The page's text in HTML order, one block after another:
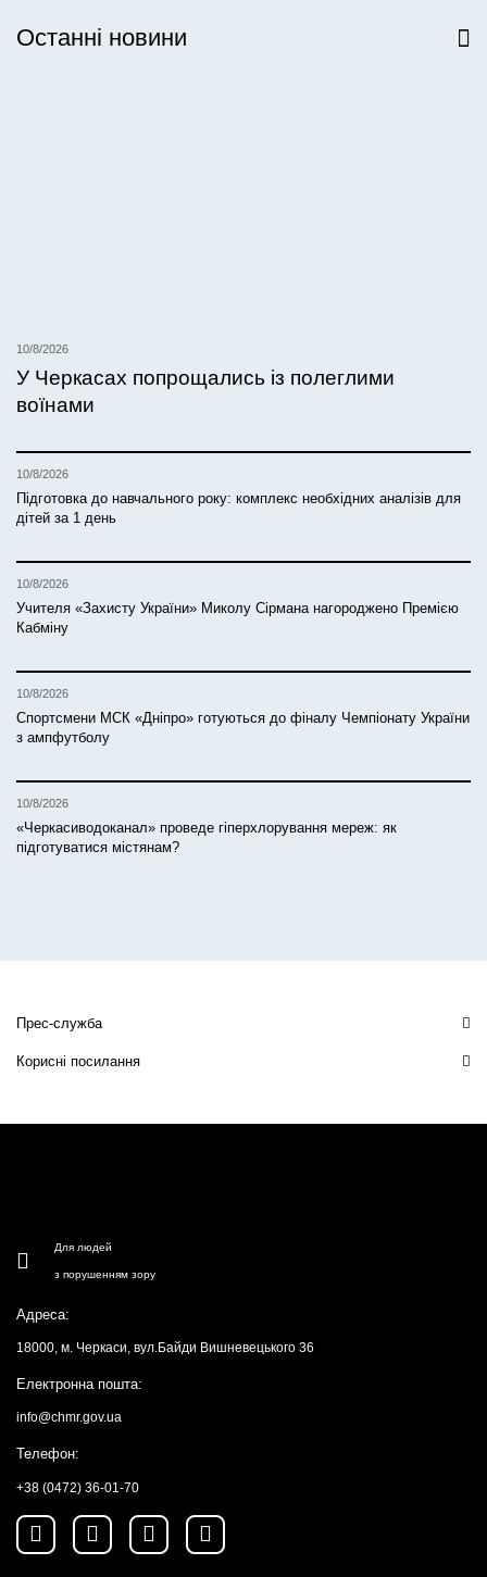
Останні новини
10/8/2026
У Черкасах попрощались із полеглими
воїнами
10/8/2026
Підготовка до навчального року: комплекс необхідних аналізів для
дітей за 1 день
10/8/2026
Учителя «Захисту України» Миколу Сірмана нагороджено Премією
Кабміну
10/8/2026
Спортсмени МСК «Дніпро» готуються до фіналу Чемпіонату України
з ампфутболу
10/8/2026
«Черкасиводоканал» проведе гіперхлорування мереж: як
підготуватися містянам?
Прес-служба
Корисні посилання
Для людей
з порушенням зору
Адреса:
18000, м. Черкаси, вул.Байди Вишневецького 36
Електронна пошта:
info@chmr.gov.ua
Телефон:
+38 (0472) 36-01-70